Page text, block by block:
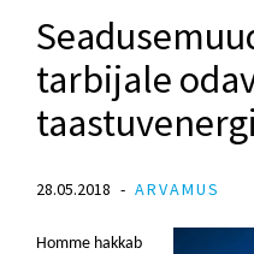
tarbijale
28.05.2018 ARVAMUS
Homme hakkab